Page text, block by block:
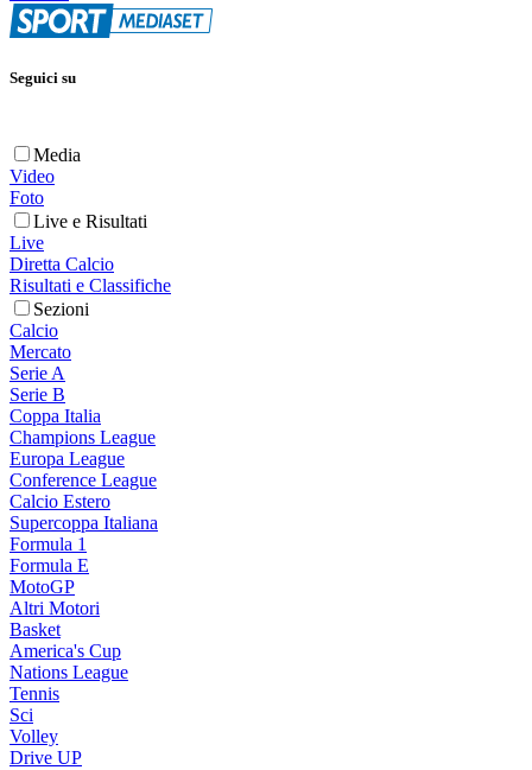
Seguici su
Media
Video
Foto
Live e Risultati
Live
Diretta Calcio
Risultati e Classifiche
Sezioni
Calcio
Mercato
Serie A
Serie B
Coppa Italia
Champions League
Europa League
Conference League
Calcio Estero
Supercoppa Italiana
Formula 1
Formula E
MotoGP
Altri Motori
Basket
America's Cup
Nations League
Tennis
Sci
Volley
Drive UP